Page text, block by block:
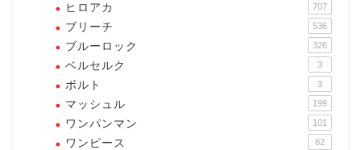
ヒロアカ 707
ブリーチ 536
ブルーロック 326
ベルセルク 3
ボルト 3
マッシュル 199
ワンパンマン 101
ワンピース 82